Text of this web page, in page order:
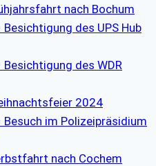
nach Bochum
des UPS Hub
des WDR
2024
Besuch im Polizeipräsidium
nach Cochem